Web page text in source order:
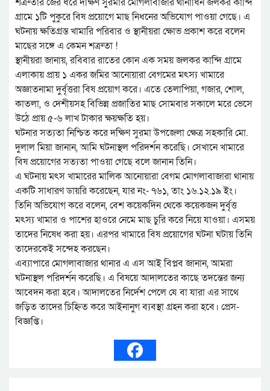
শত্রুতার জের ধরে দক্ষিণ সুরমার মোগলাবাজার থানাধিন জলকর কান্দি
গ্রামে ১টি পুকুরে বিষ প্রয়োগে মাছ নিধনের অভিযোগ পাওয়া গেছে। এ
ঘটনায় ক্ষতিগ্রস্ত খামারি পরিবার ও স্থানীয়রা ক্ষোভ প্রকাশ করে বলেন
মাছের সঙ্গে এ কেমন শত্রুতা !
স্থানীয়রা জানায়, রবিবার রাতের কোন এক সময় জলকর কান্দি গ্রামে
এলাকায় প্রায় ১ একর জমির আনোয়ারা বেগমের মৎস্য খামারে
অজ্ঞাতনামা দুর্বৃত্তরা বিষ প্রয়োগ করে। এতে তেলাপিয়া, গজার, শোল,
কাতলা, ও দেশীয়সহ বিভিন্ন প্রজাতির মাছ সোমবার সকালে মরে ভেসে
উঠে প্রায় ৫-৬ লাখ টাকার ক্ষয়ক্ষতি হয়।
ঘটনার সত্যতা নিশ্চিত করে দক্ষিণ সুরমা উপজেলা ক্ষেত্র সহকারি মো.
দুলাল মিয়া জানান, আমি ঘটনাস্থল পরিদর্শন করেছি। সেখানে খামারে
বিষ প্রয়োগের সত্যতা পাওয়া গেছে বলে জানান তিনি।
এ ঘটনায় মৎস খামারের মালিক আনোয়ারা বেগম মোগলাবাজারা থানায়
একটি সাধারণ ডায়রি করেছেন, যার নং- ৭৬১, তাং ১৬.১২.১৯ ইং।
তিনি অভিযোগ করে বলেন, বেশ কয়েকদিন থেকে কয়েকজন দুর্বৃত্ত
মৎস্য খামার ও পাশের হাওরে নেমে মাছ চুরি করে নিয়ে যাওয়া। এসময়
তাদের নিষেধ করা হয়। এরপর খামারে বিষ প্রয়োগের ঘটনা ঘটায় তিনি
তাদেরকেই সন্দেহ করছেন।
এব্যাপারে মোগলাবাজার থানার এ এস আই বিপ্লব জানান, আমরা
ঘটনাস্থল পরিদর্শন করেছি। এ বিষয়ে আদালতের কাছে তদন্তের জন্য
আবেদন করা হবে। আদালতের নির্দেশ পেলে যে বা যারা এর সাথে
জড়িত তাদের চিহ্নিত করে আইনানুগ ব্যবস্থা গ্রহন করা হবে। প্রেস-
বিজ্ঞপ্তি।